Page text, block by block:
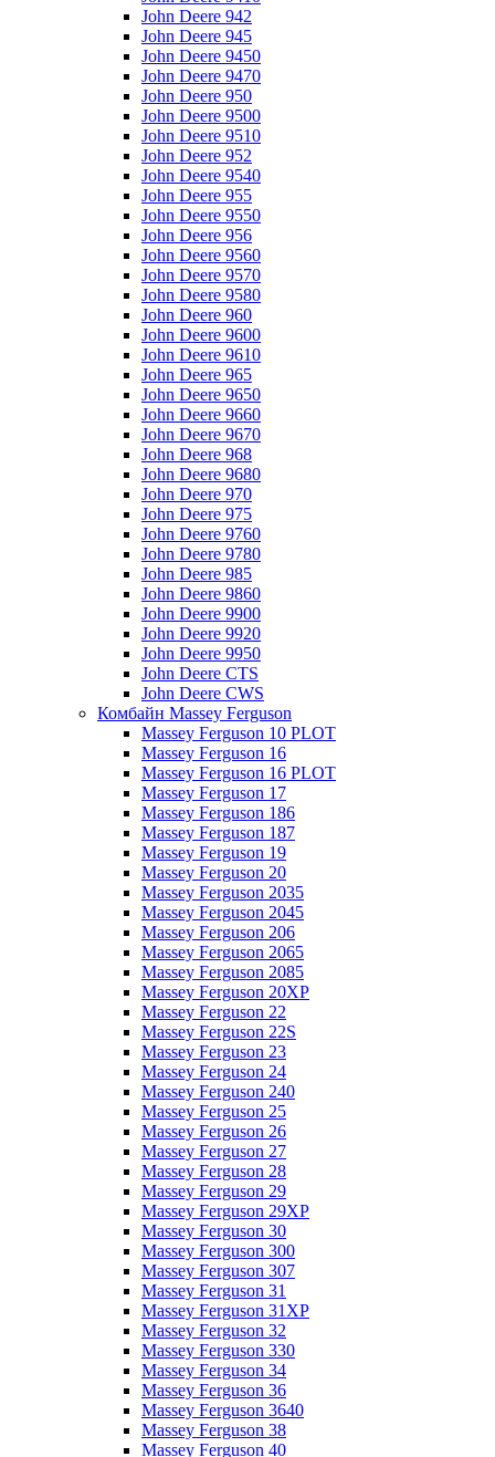
John Deere 942
John Deere 945
John Deere 9450
John Deere 9470
John Deere 950
John Deere 9500
John Deere 9510
John Deere 952
John Deere 9540
John Deere 955
John Deere 9550
John Deere 956
John Deere 9560
John Deere 9570
John Deere 9580
John Deere 960
John Deere 9600
John Deere 9610
John Deere 965
John Deere 9650
John Deere 9660
John Deere 9670
John Deere 968
John Deere 9680
John Deere 970
John Deere 975
John Deere 9760
John Deere 9780
John Deere 985
John Deere 9860
John Deere 9900
John Deere 9920
John Deere 9950
John Deere CTS
John Deere CWS
Комбайн Massey Ferguson
Massey Ferguson 10 PLOT
Massey Ferguson 16
Massey Ferguson 16 PLOT
Massey Ferguson 17
Massey Ferguson 186
Massey Ferguson 187
Massey Ferguson 19
Massey Ferguson 20
Massey Ferguson 2035
Massey Ferguson 2045
Massey Ferguson 206
Massey Ferguson 2065
Massey Ferguson 2085
Massey Ferguson 20XP
Massey Ferguson 22
Massey Ferguson 22S
Massey Ferguson 23
Massey Ferguson 24
Massey Ferguson 240
Massey Ferguson 25
Massey Ferguson 26
Massey Ferguson 27
Massey Ferguson 28
Massey Ferguson 29
Massey Ferguson 29XP
Massey Ferguson 30
Massey Ferguson 300
Massey Ferguson 307
Massey Ferguson 31
Massey Ferguson 31XP
Massey Ferguson 32
Massey Ferguson 330
Massey Ferguson 34
Massey Ferguson 36
Massey Ferguson 3640
Massey Ferguson 38
Massey Ferguson 40